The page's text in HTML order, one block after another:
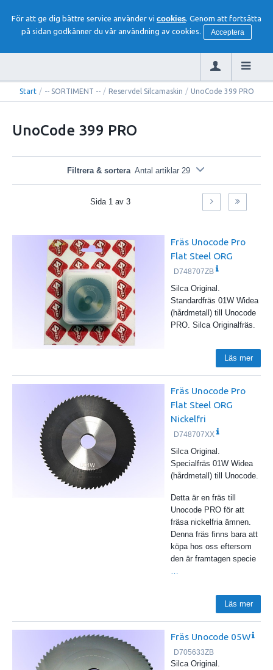
För att ge dig bättre service använder vi cookies. Genom att fortsätta
på sidan godkänner du vår användning av cookies.
Acceptera
Start / -- SORTIMENT -- / Reservdel Silcamaskin / UnoCode 399 PRO
UnoCode 399 PRO
Filtrera & sortera Antal artiklar 29
Sida 1 av 3
Fräs Unocode Pro
Flat Steel ORG
D748707ZB
Silca Original.
Standardfräs 01W Widea
(hårdmetall) till Unocode
PRO. Silca Originalfräs.
Läs mer
Fräs Unocode Pro
Flat Steel ORG
Nickelfri
D748707XX
Silca Original.
Specialfräs 01W Widea
(hårdmetall) till Unocode.
Detta är en fräs till
Unocode PRO för att
fräsa nickelfria ämnen.
Denna fräs finns bara att
köpa hos oss eftersom
den är framtagen specie
Läs mer
Fräs Unocode 05W
D705633ZB
Silca Original.